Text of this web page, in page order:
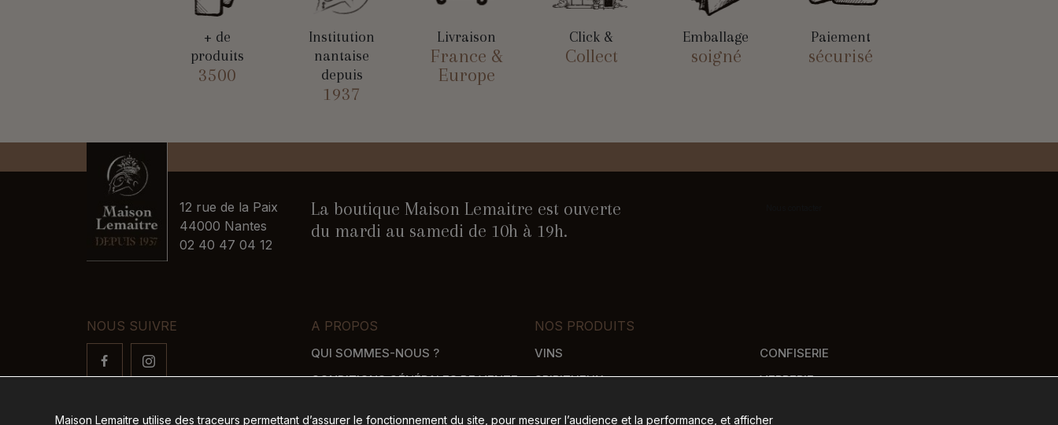
+ de
produits
3500
Institution
nantaise
depuis
1937
Livraison
France &
Europe
Click &
Collect
Emballage
soigné
Paiement
sécurisé
12 rue de la Paix
44000 Nantes
02 40 47 04 12
La boutique Maison Lemaitre est ouverte
du mardi au samedi de 10h à 19h.
NOUS SUIVRE A PROPOS
QUI SOMMES-NOUS ?
CONDITIONS GÉNÉRALES DE VENTE
NOS PRODUITS
VINS
SPIRITUEUX
CONFISERIE
VERRERIE
Maison Lemaitre utilise des traceurs permettant d’assurer le fonctionnement du site, pour mesurer l’audience et la performance, et afficher